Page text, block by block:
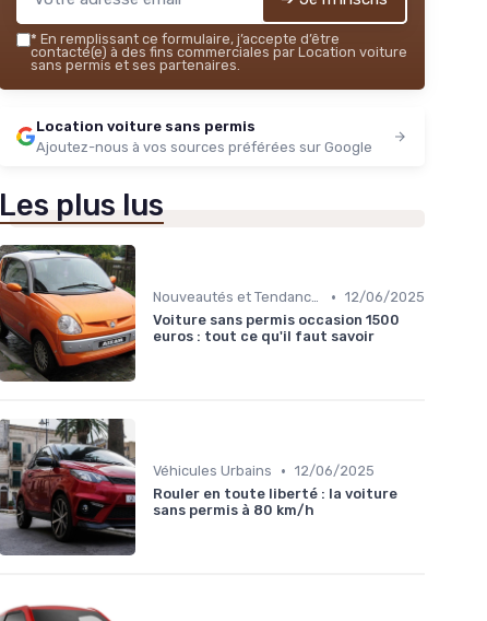
* En remplissant ce formulaire, j’accepte d’être
contacté(e) à des fins commerciales par Location voiture
sans permis et ses partenaires.
Location voiture sans permis
Ajoutez-nous à vos sources préférées sur Google
Les plus lus
Nouveautés et Tendances • 12/06/2025
Voiture sans permis occasion 1500
euros : tout ce qu'il faut savoir
Véhicules Urbains • 12/06/2025
Rouler en toute liberté : la voiture
sans permis à 80 km/h